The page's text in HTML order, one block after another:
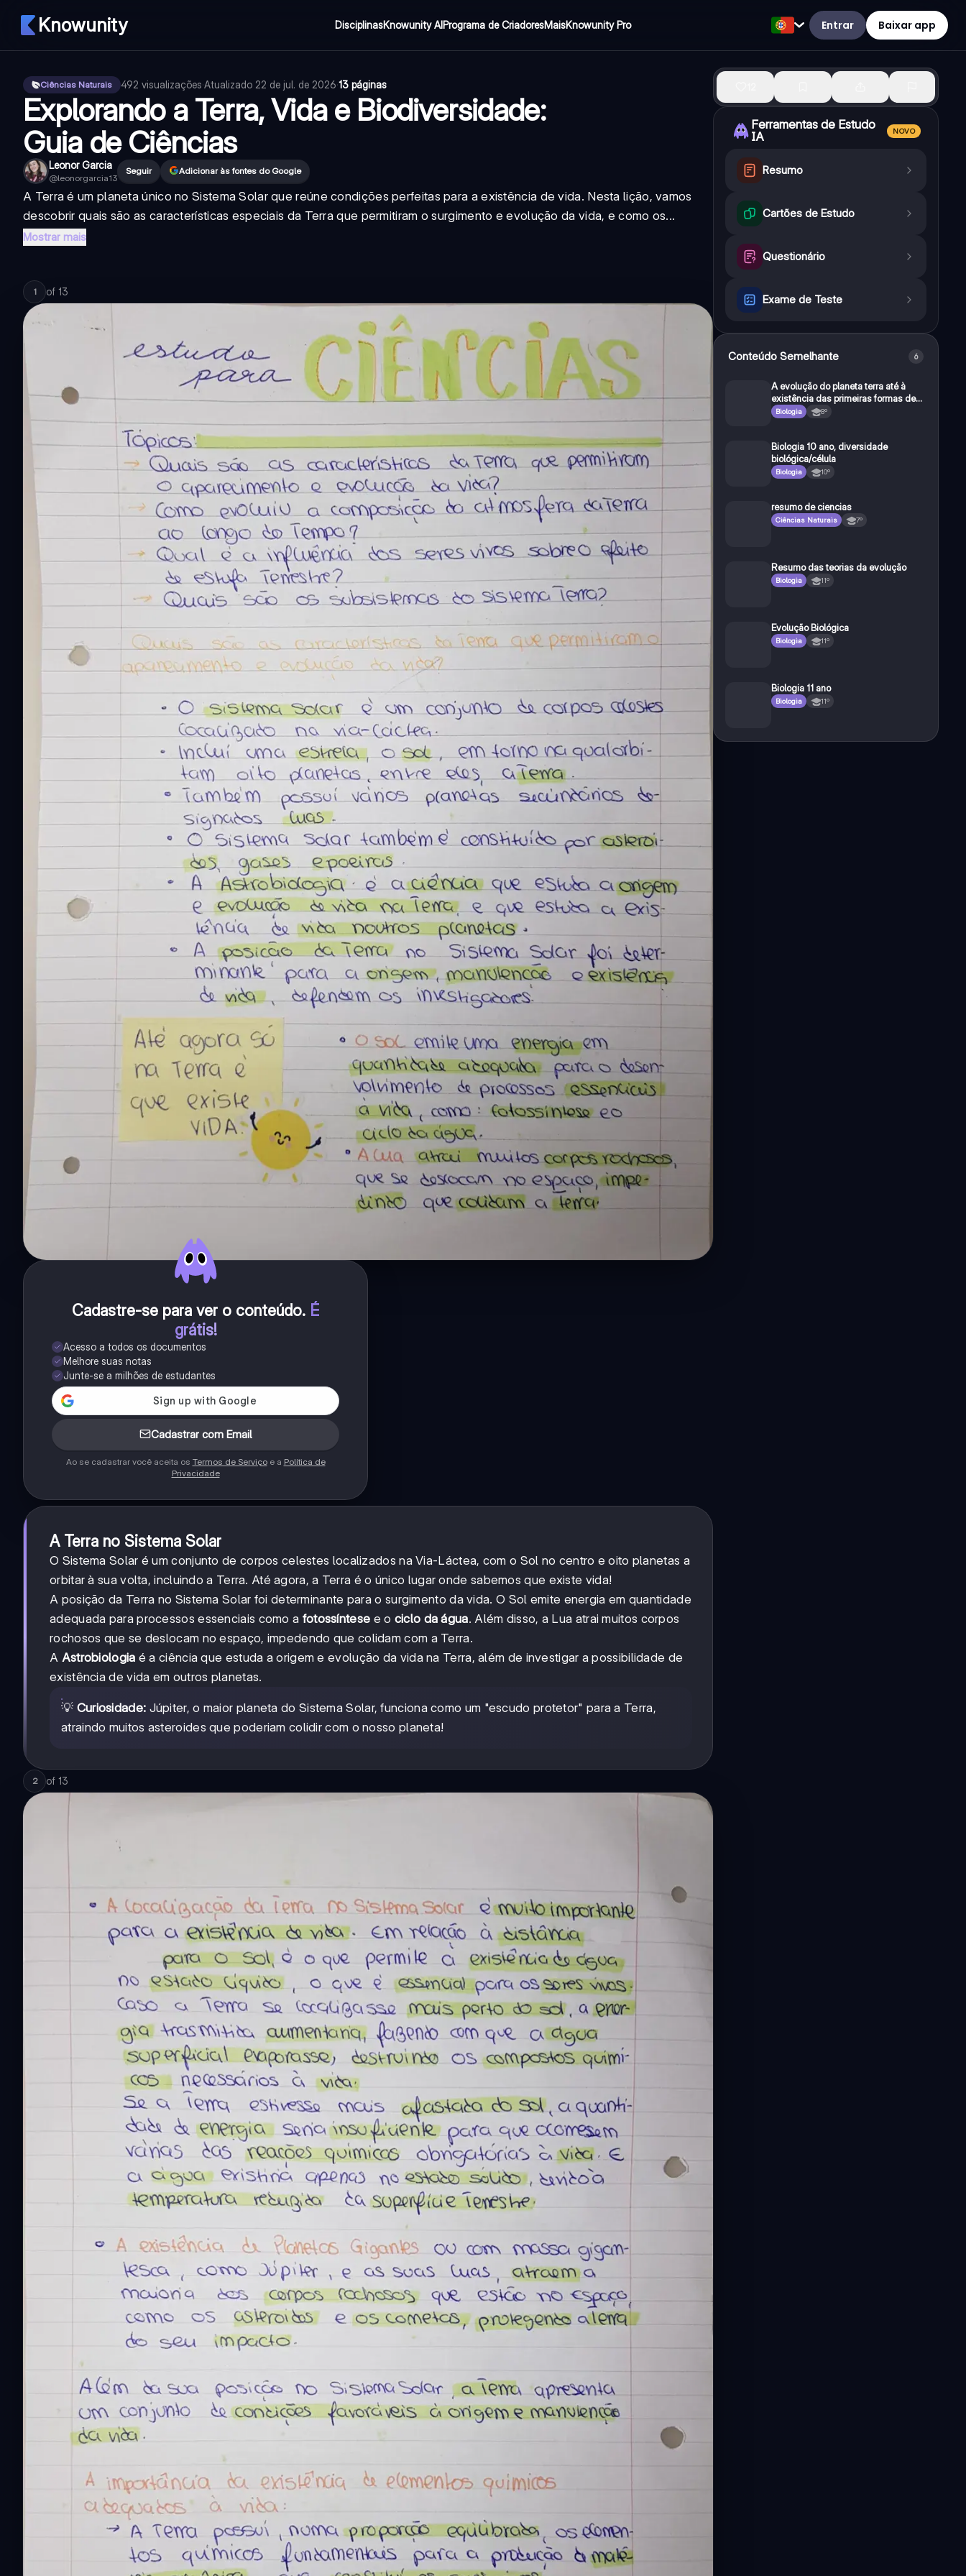
Knowunity DisciplinasKnowunity AIPrograma de CriadoresMaisKnowunity Pro Entrar Baixar app
Ciências Naturais 492 visualizações·Atualizado 22 de jul. de 2026·13 páginas
Explorando a Terra, Vida e Biodiversidade:
Guia de Ciências
Leonor Garcia
@leonorgarcia13
Seguir Adicionar às fontes do Google
A Terra é um planeta único no Sistema Solar que reúne condições perfeitas para a existência de vida. Nesta lição, vamos
descobrir quais são as características especiais da Terra que permitiram o surgimento e evolução da vida, e como os...
Mostrar mais
1 of 13
Cadastre-se para ver o conteúdo. É
grátis!
Acesso a todos os documentos
Melhore suas notas
Junte-se a milhões de estudantes
Cadastrar com Email
Ao se cadastrar você aceita os Termos de Serviçoe a Política de
Privacidade
A Terra no Sistema Solar
O Sistema Solar é um conjunto de corpos celestes localizados na Via-Láctea, com o Sol no centro e oito planetas a
orbitar à sua volta, incluindo a Terra. Até agora, a Terra é o único lugar onde sabemos que existe vida!
A posição da Terra no Sistema Solar foi determinante para o surgimento da vida. O Sol emite energia em quantidade
adequada para processos essenciais como a fotossíntese e o ciclo da água. Além disso, a Lua atrai muitos corpos
rochosos que se deslocam no espaço, impedendo que colidam com a Terra.
A Astrobiologia é a ciência que estuda a origem e evolução da vida na Terra, além de investigar a possibilidade de
existência de vida em outros planetas.
💡 Curiosidade: Júpiter, o maior planeta do Sistema Solar, funciona como um "escudo protetor" para a Terra,
atraindo muitos asteroides que poderiam colidir com o nosso planeta!
2 of 13
Ferramentas de Estudo
IA
NOVO
Resumo
Cartões de Estudo
Questionário
Exame de Teste
Conteúdo Semelhante 6
A evolução do planeta terra até à
existência das primeiras formas de
vida
Biologia 8º
Biologia 10 ano, diversidade
biológica/célula
Biologia 10º
resumo de ciencias
Ciências Naturais 7º
Resumo das teorias da evolução
Biologia 11º
Evolução Biológica
Biologia 11º
Biologia 11 ano
Biologia 11º